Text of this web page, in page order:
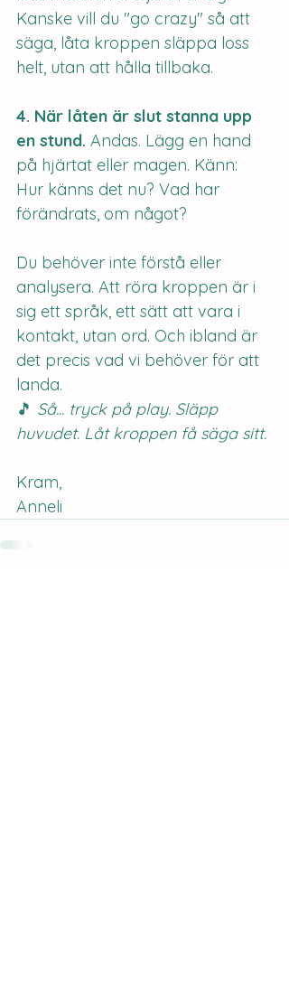
Kanske vill du "go crazy" så att
säga, låta kroppen släppa loss
helt, utan att hålla tillbaka.
4. När låten är slut stanna upp
en stund. Andas. Lägg en hand
på hjärtat eller magen. Känn:
Hur känns det nu? Vad har
förändrats, om något?
Du behöver inte förstå eller
analysera. Att röra kroppen är i
sig ett språk, ett sätt att vara i
kontakt, utan ord. Och ibland är
det precis vad vi behöver för att
landa.
🎵 Så... tryck på play. Släpp
huvudet. Låt kroppen få säga sitt.
Kram,
Anneli